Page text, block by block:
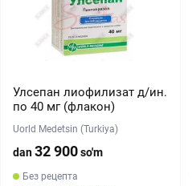
Улсепан лиофилизат д/ин.
по 40 мг (флакон)
Uorld Medetsin (Turkiya)
dan32 900so'm
Без рецепта